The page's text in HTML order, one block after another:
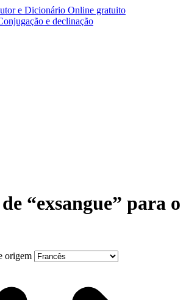
e declinação
“exsangue” para o
origem